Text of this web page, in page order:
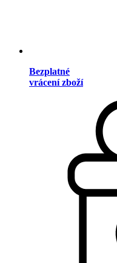
Bezplatné
vrácení zboží